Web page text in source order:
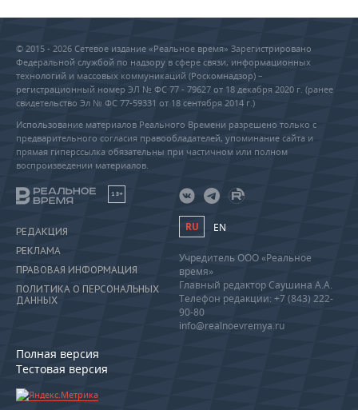
© 2015 - 2026 Сетевое издание «Реальное время» Зарегистрировано
Федеральной службой по надзору в сфере связи, информационных
технологий и массовых коммуникаций (Роскомнадзор) –
регистрационный номер ЭЛ № ФС 77 - 79627 от 18 декабря 2020 г. (ранее
свидетельство Эл № ФС 77-59331 от 18 сентября 2014 г.)
Использование материалов Реального Времени разрешено только с
предварительного согласия правообладателей, упоминание сайта и
прямая гиперссылка обязательны при частичном или полном
воспроизведении материалов.
18+
РЕДАКЦИЯ
РЕКЛАМА
ПРАВОВАЯ ИНФОРМАЦИЯ
ПОЛИТИКА О ПЕРСОНАЛЬНЫХ
ДАННЫХ
Полная версия
Тестовая версия
RU EN
Учредитель ООО «Реальное
время»
Главный редактор Саушина А.А.
Телефон редакции: +7 (843) 222-
90-80
info@realnoevremya.ru